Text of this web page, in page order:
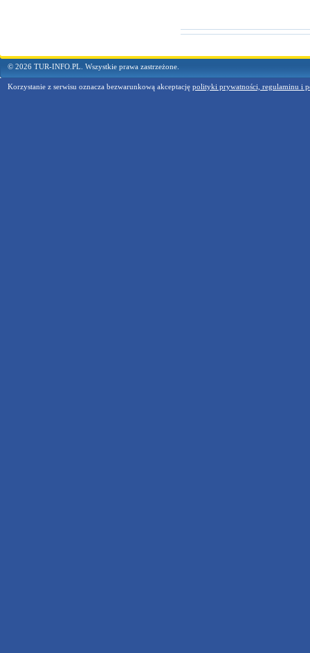
© 2026 TUR-INFO.PL. Wszystkie prawa zastrzeżone.
Korzystanie z serwisu oznacza bezwarunkową akceptację polityki prywatności, regulaminu i